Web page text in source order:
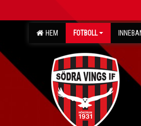
HEM FOTBOLL